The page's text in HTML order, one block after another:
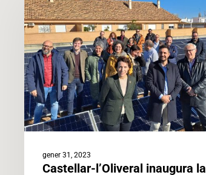
inaugura
la
primera
Comunitat
Energètica
Local
de
la
ciutat
València
gener 31, 2023
Castellar-l’Oliveral inaugura la